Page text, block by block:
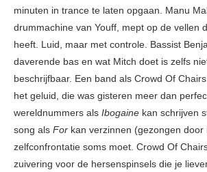
minuten in trance te laten opgaan. Manu
drummachine van Youff, mept op de vellen
heeft. Luid, maar met controle. Bassist
daverende bas en wat Mitch doet is zelfs
beschrijfbaar. Een band als Crowd Of
het geluid, die was gisteren meer dan
wereldnummers als Ibogaine kan schrijven
song als For kan verzinnen (gezongen
zelfconfrontatie soms moet. Crowd Of
zuivering voor de hersenspinsels die je